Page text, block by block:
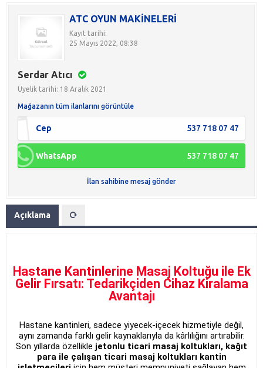
ATC OYUN MAKİNELERİ
Kayıt tarihi:
25 Mayıs 2022, 08:38
Serdar Atıcı
Üyelik tarihi: 18 Aralık 2021
Mağazanın tüm ilanlarını görüntüle
Cep 537 718 07 47
WhatsApp 537 718 07 47
İlan sahibine mesaj gönder
Açıklama
Hastane Kantinlerine Masaj Koltuğu ile Ek
Gelir Fırsatı: Tedarikçiden Cihaz Kiralama
Avantajı
Hastane kantinleri, sadece yiyecek-içecek hizmetiyle değil,
aynı zamanda farklı gelir kaynaklarıyla da kârlılığını artırabilir.
Son yıllarda özellikle jetonlu ticari masaj koltukları, kağıt
para ile çalışan ticari masaj koltukları kantin